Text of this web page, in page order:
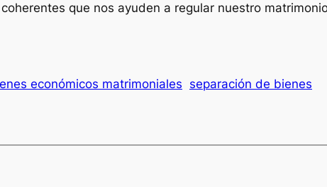
que nos ayuden a regular nuestro
económicos matrimoniales separación de bienes